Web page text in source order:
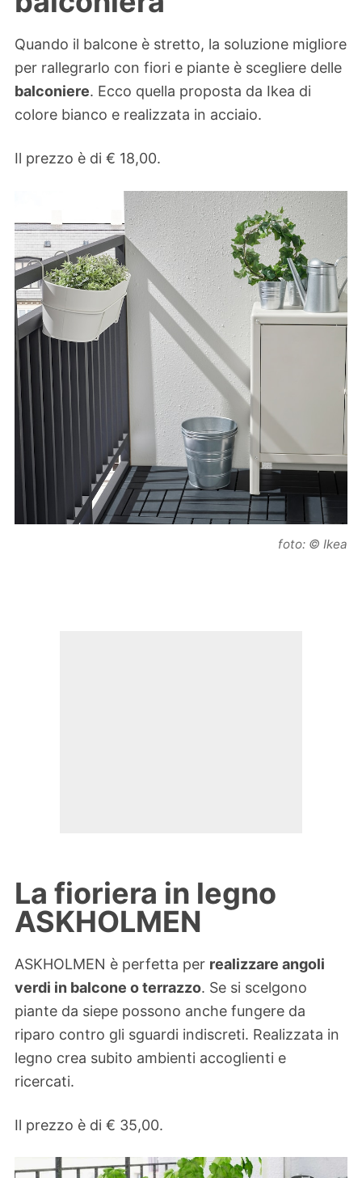
Quando il balcone è stretto, la soluzione migliore
per rallegrarlo con fiori e piante è scegliere delle
balconiere. Ecco quella proposta da Ikea di
colore bianco e realizzata in acciaio.
Il prezzo è di € 18,00.
foto: © Ikea
La fioriera in legno
ASKHOLMEN
ASKHOLMEN è perfetta per realizzare angoli
verdi in balcone o terrazzo. Se si scelgono
piante da siepe possono anche fungere da
riparo contro gli sguardi indiscreti. Realizzata in
legno crea subito ambienti accoglienti e
ricercati.
Il prezzo è di € 35,00.